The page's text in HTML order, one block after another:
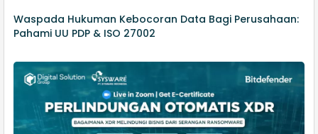
Waspada Hukuman Kebocoran Data Bagi Perusahaan:
Pahami UU PDP & ISO 27002